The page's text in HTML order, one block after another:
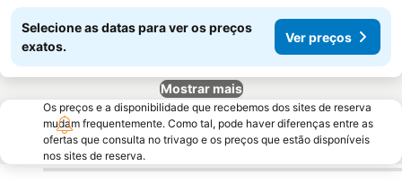
Selecione as datas para ver os preços
exatos.
Ver preços
Mostrar mais
Os preços e a disponibilidade que recebemos dos sites de reserva
mudam frequentemente. Como tal, pode haver diferenças entre as
ofertas que consulta no trivago e os preços que estão disponíveis
nos sites de reserva.